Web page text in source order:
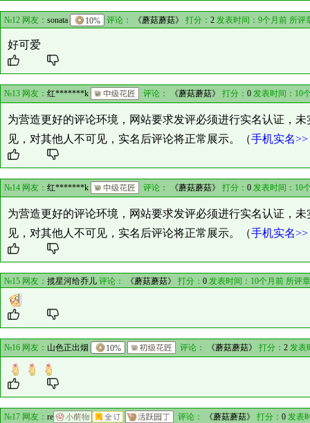
№12 网友： sonata 10% 评论： 《蘑菇蘑菇》 打分： 2 发表时间：9个月前 所评
好可爱
№13 网友： 红*******k 评论： 《蘑菇蘑菇》 打分： 0发表时间：10
为营造更好的评论环境，网站要求发评必须进行实名认证，
见，对其他人不可见，实名后评论将正常展示。（手机实名>>
№14 网友： 红*******k 评论： 《蘑菇蘑菇》 打分： 0发表时间：10
为营造更好的评论环境，网站要求发评必须进行实名认证，
见，对其他人不可见，实名后评论将正常展示。（手机实名>>
№15 网友： 揽星河给乔儿 评论： 《蘑菇蘑菇》 打分： 0 发表时间：10个月前 所评
№16 网友： 山色正出烟 10% 评论： 《蘑菇蘑菇》 打分： 2发表
№17 网友： re 评论： 《蘑菇蘑菇》 打分： 0 发表